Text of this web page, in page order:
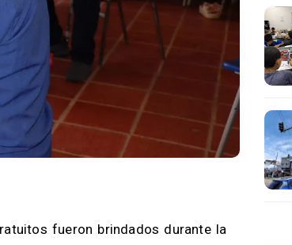
fueron brindados durante la